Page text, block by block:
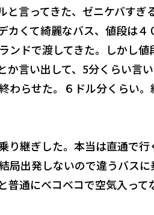
言ってきた、ゼニケバすぎる
カくて綺麗なバス、値段は４
ンドで渡してきた。しかし値
か言い出して、5分くらい言
わらせた。６ドル分くらい。
り継ぎした。本当は直通で行
局出発しないので違うバスに
普通にベコベコで空気入って